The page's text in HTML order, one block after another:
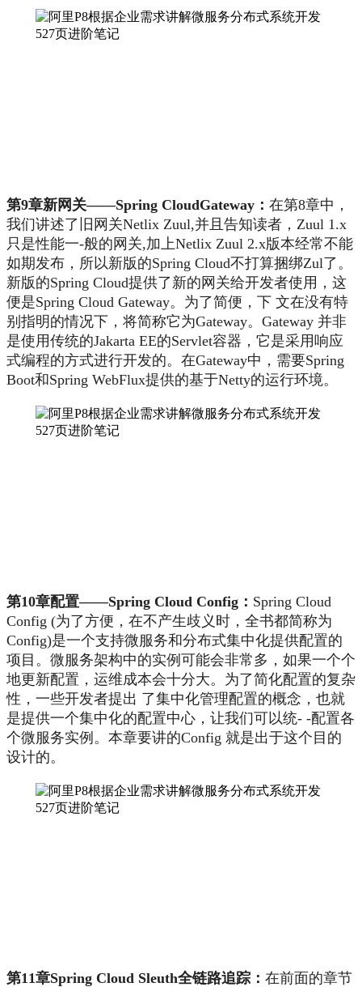
第9章新网关——Spring CloudGateway： 在第8章中，
我们讲述了旧网关Netlix Zuul,并且告知读者，Zuul 1.x
只是性能一-般的网关,加上Netlix Zuul 2.x版本经常不能
如期发布，所以新版的Spring Cloud不打算捆绑Zul了。
新版的Spring Cloud提供了新的网关给开发者使用，这
便是Spring Cloud Gateway。为了简便，下 文在没有特
别指明的情况下，将简称它为Gateway。Gateway 并非
是使用传统的Jakarta EE的Servlet容器，它是采用响应
式编程的方式进行开发的。在Gateway中，需要Spring
Boot和Spring WebFlux提供的基于Netty的运行环境。
第10章配置——Spring Cloud Config： Spring Cloud
Config (为了方便，在不产生歧义时，全书都简称为
Config)是一个支持微服务和分布式集中化提供配置的
项目。微服务架构中的实例可能会非常多，如果一个个
地更新配置，运维成本会十分大。为了简化配置的复杂
性，一些开发者提出 了集中化管理配置的概念，也就
是提供一个集中化的配置中心，让我们可以统- -配置各
个微服务实例。本章要讲的Config 就是出于这个目的
设计的。
第11章Spring Cloud Sleuth全链路追踪： 在前面的章节